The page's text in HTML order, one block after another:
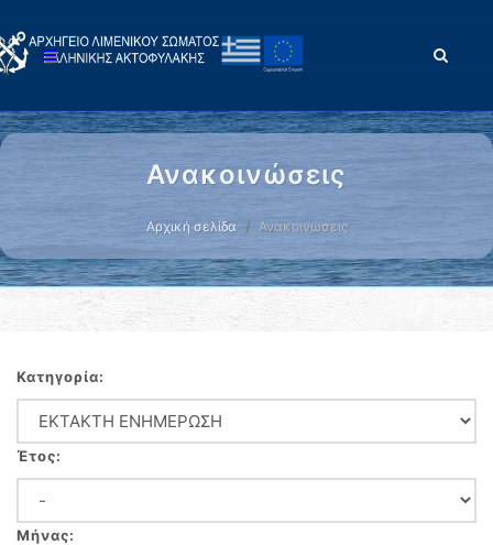
Ανακοινώσεις
Αρχική σελίδα Ανακοινώσεις
Κατηγορία:
Έτος:
Μήνας: